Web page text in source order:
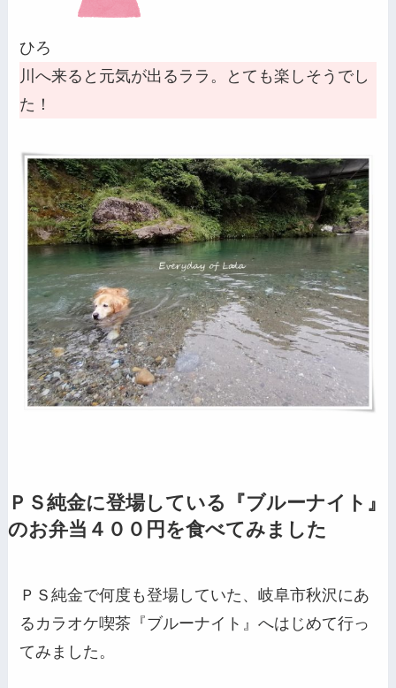
ひろ
川へ来ると元気が出るララ。とても楽しそうでし
た！
ＰＳ純金に登場している『ブルーナイト』
のお弁当４００円を食べてみました
ＰＳ純金で何度も登場していた、岐阜市秋沢にあ
るカラオケ喫茶『ブルーナイト』へはじめて行っ
てみました。